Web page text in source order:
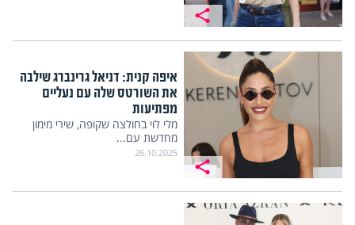
איפה קנית: דניאל גרינברג שילבה
את השורטס שלה עם נעליים
מפתיעות
מלי לוי בחולצה שקופה, שירי מימון
מחדשת עם...
26.10.2025